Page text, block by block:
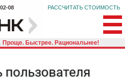
Проще. Быстрее. Рациональнее!
РАССЧИТАТЬ СТОИМОСТЬ
08
пользователя